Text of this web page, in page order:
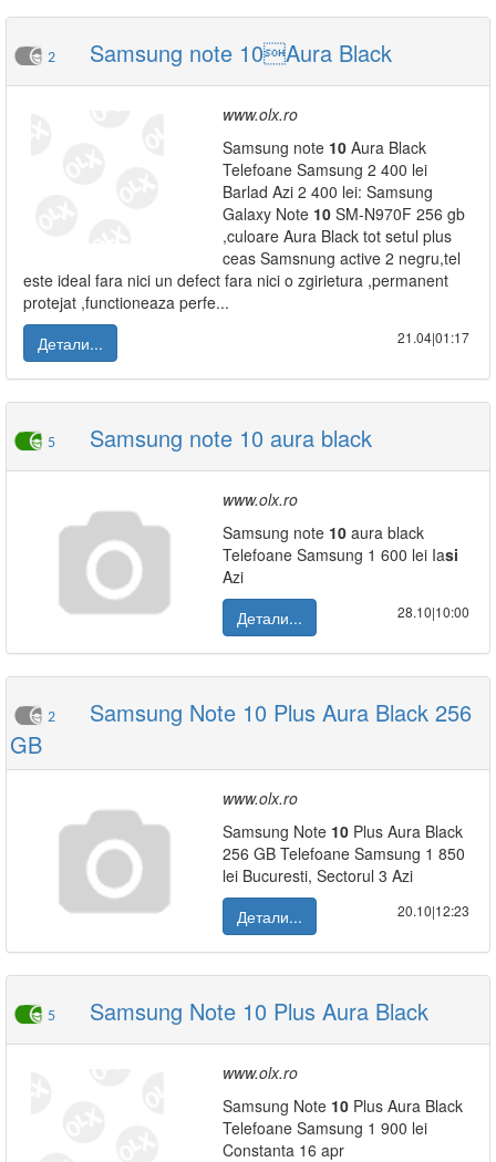
2 Samsung note 10Aura Black
www.olx.ro
Samsung note 10 Aura Black
Telefoane Samsung 2 400 lei
Barlad Azi 2 400 lei: Samsung
Galaxy Note 10 SM-N970F 256 gb
,culoare Aura Black tot setul plus
ceas Samsnung active 2 negru,tel
este ideal fara nici un defect fara nici o zgirietura ,permanent
protejat ,functioneaza perfe...
Детали...
21.04|01:17
5 Samsung note 10 aura black
www.olx.ro
Samsung note 10 aura black
Telefoane Samsung 1 600 lei Iasi
Azi
Детали...
28.10|10:00
2
Samsung Note 10 Plus Aura Black 256
GB
www.olx.ro
Samsung Note 10 Plus Aura Black
256 GB Telefoane Samsung 1 850
lei Bucuresti, Sectorul 3 Azi
Детали...
20.10|12:23
5 Samsung Note 10 Plus Aura Black
www.olx.ro
Samsung Note 10 Plus Aura Black
Telefoane Samsung 1 900 lei
Constanta 16 apr